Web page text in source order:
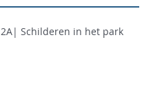
2A| Schilderen in het park